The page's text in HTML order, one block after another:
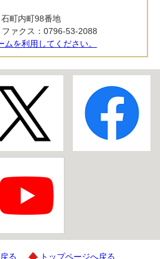
町内町98番地
ァクス：0796-53-2088
ムを利用してください。
る トップページへ戻る